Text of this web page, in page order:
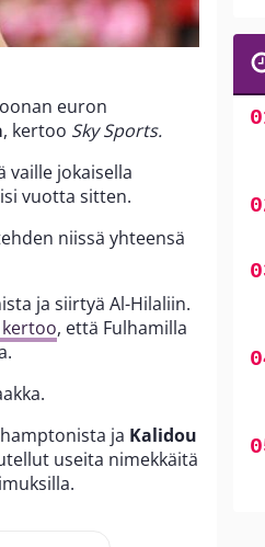
euron
, kertoo Sky Sports.
vaille jokaisella
vuotta sitten.
niissä yhteensä
ja siirtyä Al-Hilaliin.
, että Fulhamilla
ja Kalidou
useita nimekkäitä